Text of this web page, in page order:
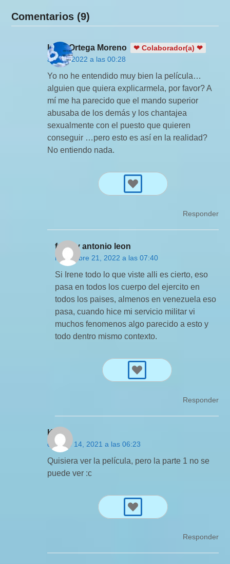
Comentarios (9)
Irene Ortega Moreno
❤ Colaborador(a) ❤
abril 5, 2022 a las 00:28
Yo no he entendido muy bien la película…
alguien que quiera explicarmela, por favor? A
mí me ha parecido que el mando superior
abusaba de los demás y los chantajea
sexualmente con el puesto que quieren
conseguir …pero esto es así en la realidad?
No entiendo nada.
Responder
freddy antonio leon
noviembre 21, 2022 a las 07:40
Si Irene todo lo que viste alli es cierto, eso
pasa en todos los cuerpo del ejercito en
todos los paises, almenos en venezuela eso
pasa, cuando hice mi servicio militar vi
muchos fenomenos algo parecido a esto y
todo dentro mismo contexto.
Responder
Kev’s
octubre 14, 2021 a las 06:23
Quisiera ver la película, pero la parte 1 no se
puede ver :c
Responder